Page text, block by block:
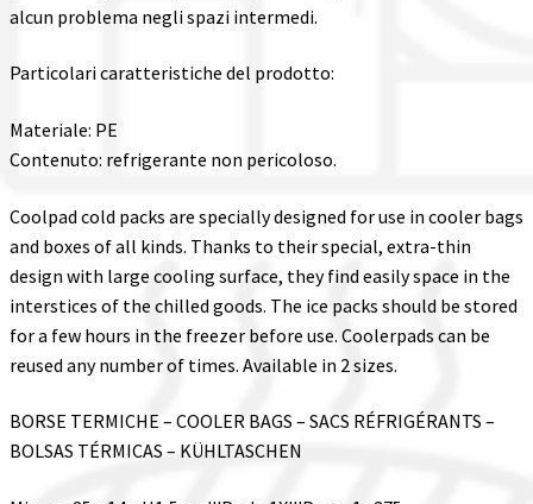
alcun problema negli spazi intermedi.
Particolari caratteristiche del prodotto:
Materiale: PE
Contenuto: refrigerante non pericoloso.
Coolpad cold packs are specially designed for use in cooler bags
and boxes of all kinds. Thanks to their special, extra-thin
design with large cooling surface, they find easily space in the
interstices of the chilled goods. The ice packs should be stored
for a few hours in the freezer before use. Coolerpads can be
reused any number of times. Available in 2 sizes.
BORSE TERMICHE – COOLER BAGS – SACS RÉFRIGÉRANTS –
BOLSAS TÉRMICAS – KÜHLTASCHEN